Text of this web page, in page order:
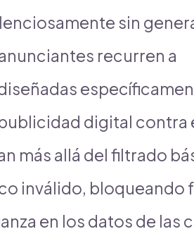
sin
recurren a
digital contra
más allá del filtrado
inválido, bloqueando
en los datos de las